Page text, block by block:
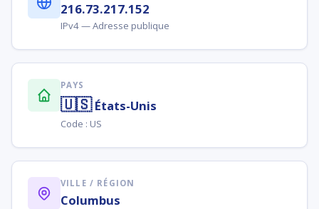
216.73.217.152
IPv4 — Adresse publique
PAYS
🇺🇸États-Unis
Code : US
VILLE / RÉGION
Columbus